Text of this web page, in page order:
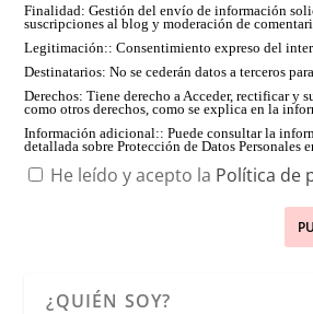
Finalidad: Gestión del envío de información
suscripciones al blog y moderación de
Legitimación:: Consentimiento expreso del
Destinatarios: No se cederán datos a terceros
Derechos: Tiene derecho a Acceder, rectificar y
como otros derechos, como se explica en la
Información adicional:: Puede consultar la
detallada sobre Protección de Datos Personales
He leído y acepto la Política de
¿QUIÉN SOY?